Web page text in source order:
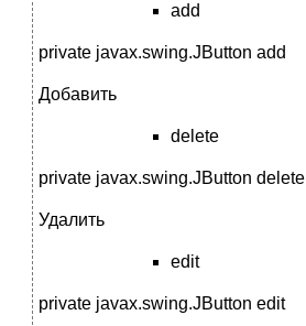
add
private javax.swing.JButton add
Добавить
delete
private javax.swing.JButton delete
Удалить
edit
private javax.swing.JButton edit